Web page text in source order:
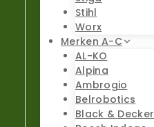
Stihl
Worx
Merken A-C
AL-KO
Alpina
Ambrogio
Belrobotics
Black & Decker